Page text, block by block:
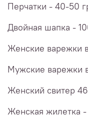
Перчатки - 40-50
Двойная шапка -
Женские варежки
Мужские варежки
Женский свитер
Женская жилетка -